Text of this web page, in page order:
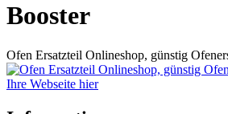
Booster
Ofen Ersatzteil Onlineshop, günstig
Ihre Webseite hier